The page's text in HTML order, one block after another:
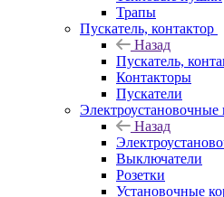
Трапы
Пускатель, контактор
Назад
Пускатель,
Контакторы
Пускатели
Электроустановочные
Назад
Выключатели
Розетки
Установочные